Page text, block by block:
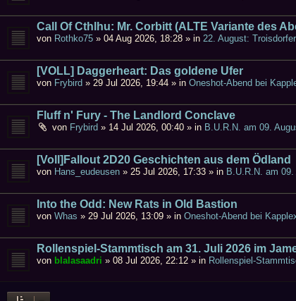
Call Of Cthlhu: Mr. Corbitt (ALTE Variante des
von Rothko75 » 04 Aug 2026, 18:28 » in 22. August:
[VOLL] Daggerheart: Das goldene Ufer
von Frybird » 29 Jul 2026, 19:44 » in Oneshot-Abend bei
Fluff n' Fury - The Landlord Conclave
von Frybird » 14 Jul 2026, 00:40 » in B.U.R.N. am 09.
[Voll]Fallout 2D20 Geschichten aus dem Ödland
von Hans_eudeusen » 25 Jul 2026, 17:33 » in B.U.R.N. am
Into the Odd: New Rats in Old Bastion
von Whas » 29 Jul 2026, 13:09 » in Oneshot-Abend bei
Rollenspiel-Stammtisch am 31. Juli 2026 im
von blalasaadri » 08 Jul 2026, 22:12 » in Rollenspiel-